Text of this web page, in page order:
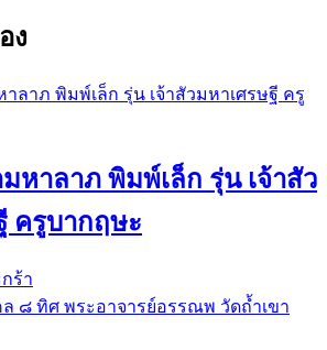
ง
หาลาภ พิมพ์เล็ก รุ่น เจ้าสัว
ครูบากฤษะ
ร้า